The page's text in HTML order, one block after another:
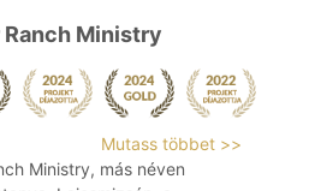
Ministry
Mutass többet >>
Ministry, más néven